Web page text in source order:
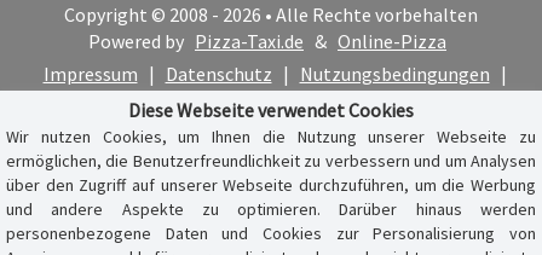
Copyright © 2008 - 2026 • Alle Rechte vorbehalten
Powered by Pizza-Taxi.de & Online-Pizza
Impressum | Datenschutz | Nutzungsbedingungen |
Cookie-Hinweis
Diese Webseite verwendet Cookies
Wir nutzen Cookies, um Ihnen die Nutzung unserer Webseite zu
ermöglichen, die Benutzerfreundlichkeit zu verbessern und um Analysen
über den Zugriff auf unserer Webseite durchzuführen, um die Werbung
und andere Aspekte zu optimieren. Darüber hinaus werden
personenbezogene Daten und Cookies zur Personalisierung von